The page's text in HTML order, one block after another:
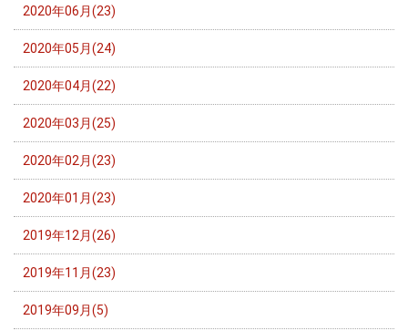
2020年06月(23)
2020年05月(24)
2020年04月(22)
2020年03月(25)
2020年02月(23)
2020年01月(23)
2019年12月(26)
2019年11月(23)
2019年09月(5)